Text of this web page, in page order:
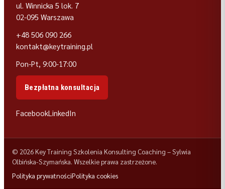
ul. Winnicka 5 lok. 7
02-095 Warszawa
+48 506 090 266
kontakt@keytraining.pl
Pon-Pt, 9:00-17:00
Bezpłatna konsultacja
FacebookLinkedIn
© 2026 Key Training Szkolenia Konsulting Coaching – Sylwia
Olbińska-Szymańska. Wszelkie prawa zastrzeżone.
Polityka prywatnościPolityka cookies